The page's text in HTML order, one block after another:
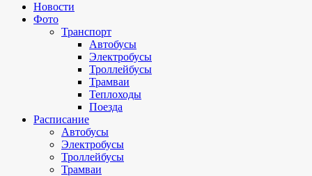
Новости
Фото
Транспорт
Автобусы
Электробусы
Троллейбусы
Трамваи
Теплоходы
Поезда
Расписание
Автобусы
Электробусы
Троллейбусы
Трамваи